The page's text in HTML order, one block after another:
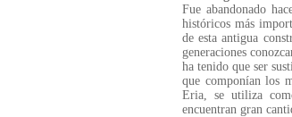
Fue abandonado
históricos más
de esta antigua
generaciones
ha tenido que ser
que componían los
Eria, se utiliza
encuentran gran